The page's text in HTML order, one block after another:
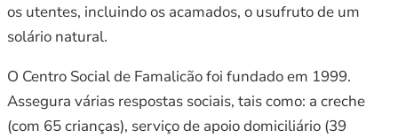
os utentes, incluindo os acamados, o usufruto de um
solário natural.
O Centro Social de Famalicão foi fundado em 1999.
Assegura várias respostas sociais, tais como: a creche
(com 65 crianças), serviço de apoio domiciliário (39